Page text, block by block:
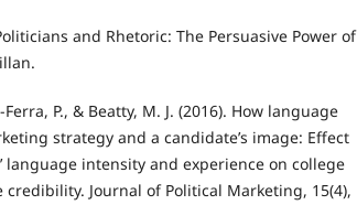
and Rhetoric: The Persuasive Power of
P., & Beatty, M. J. (2016). How language
strategy and a candidate’s image: Effect
language intensity and experience on college
credibility. Journal of Political Marketing, 15(4),